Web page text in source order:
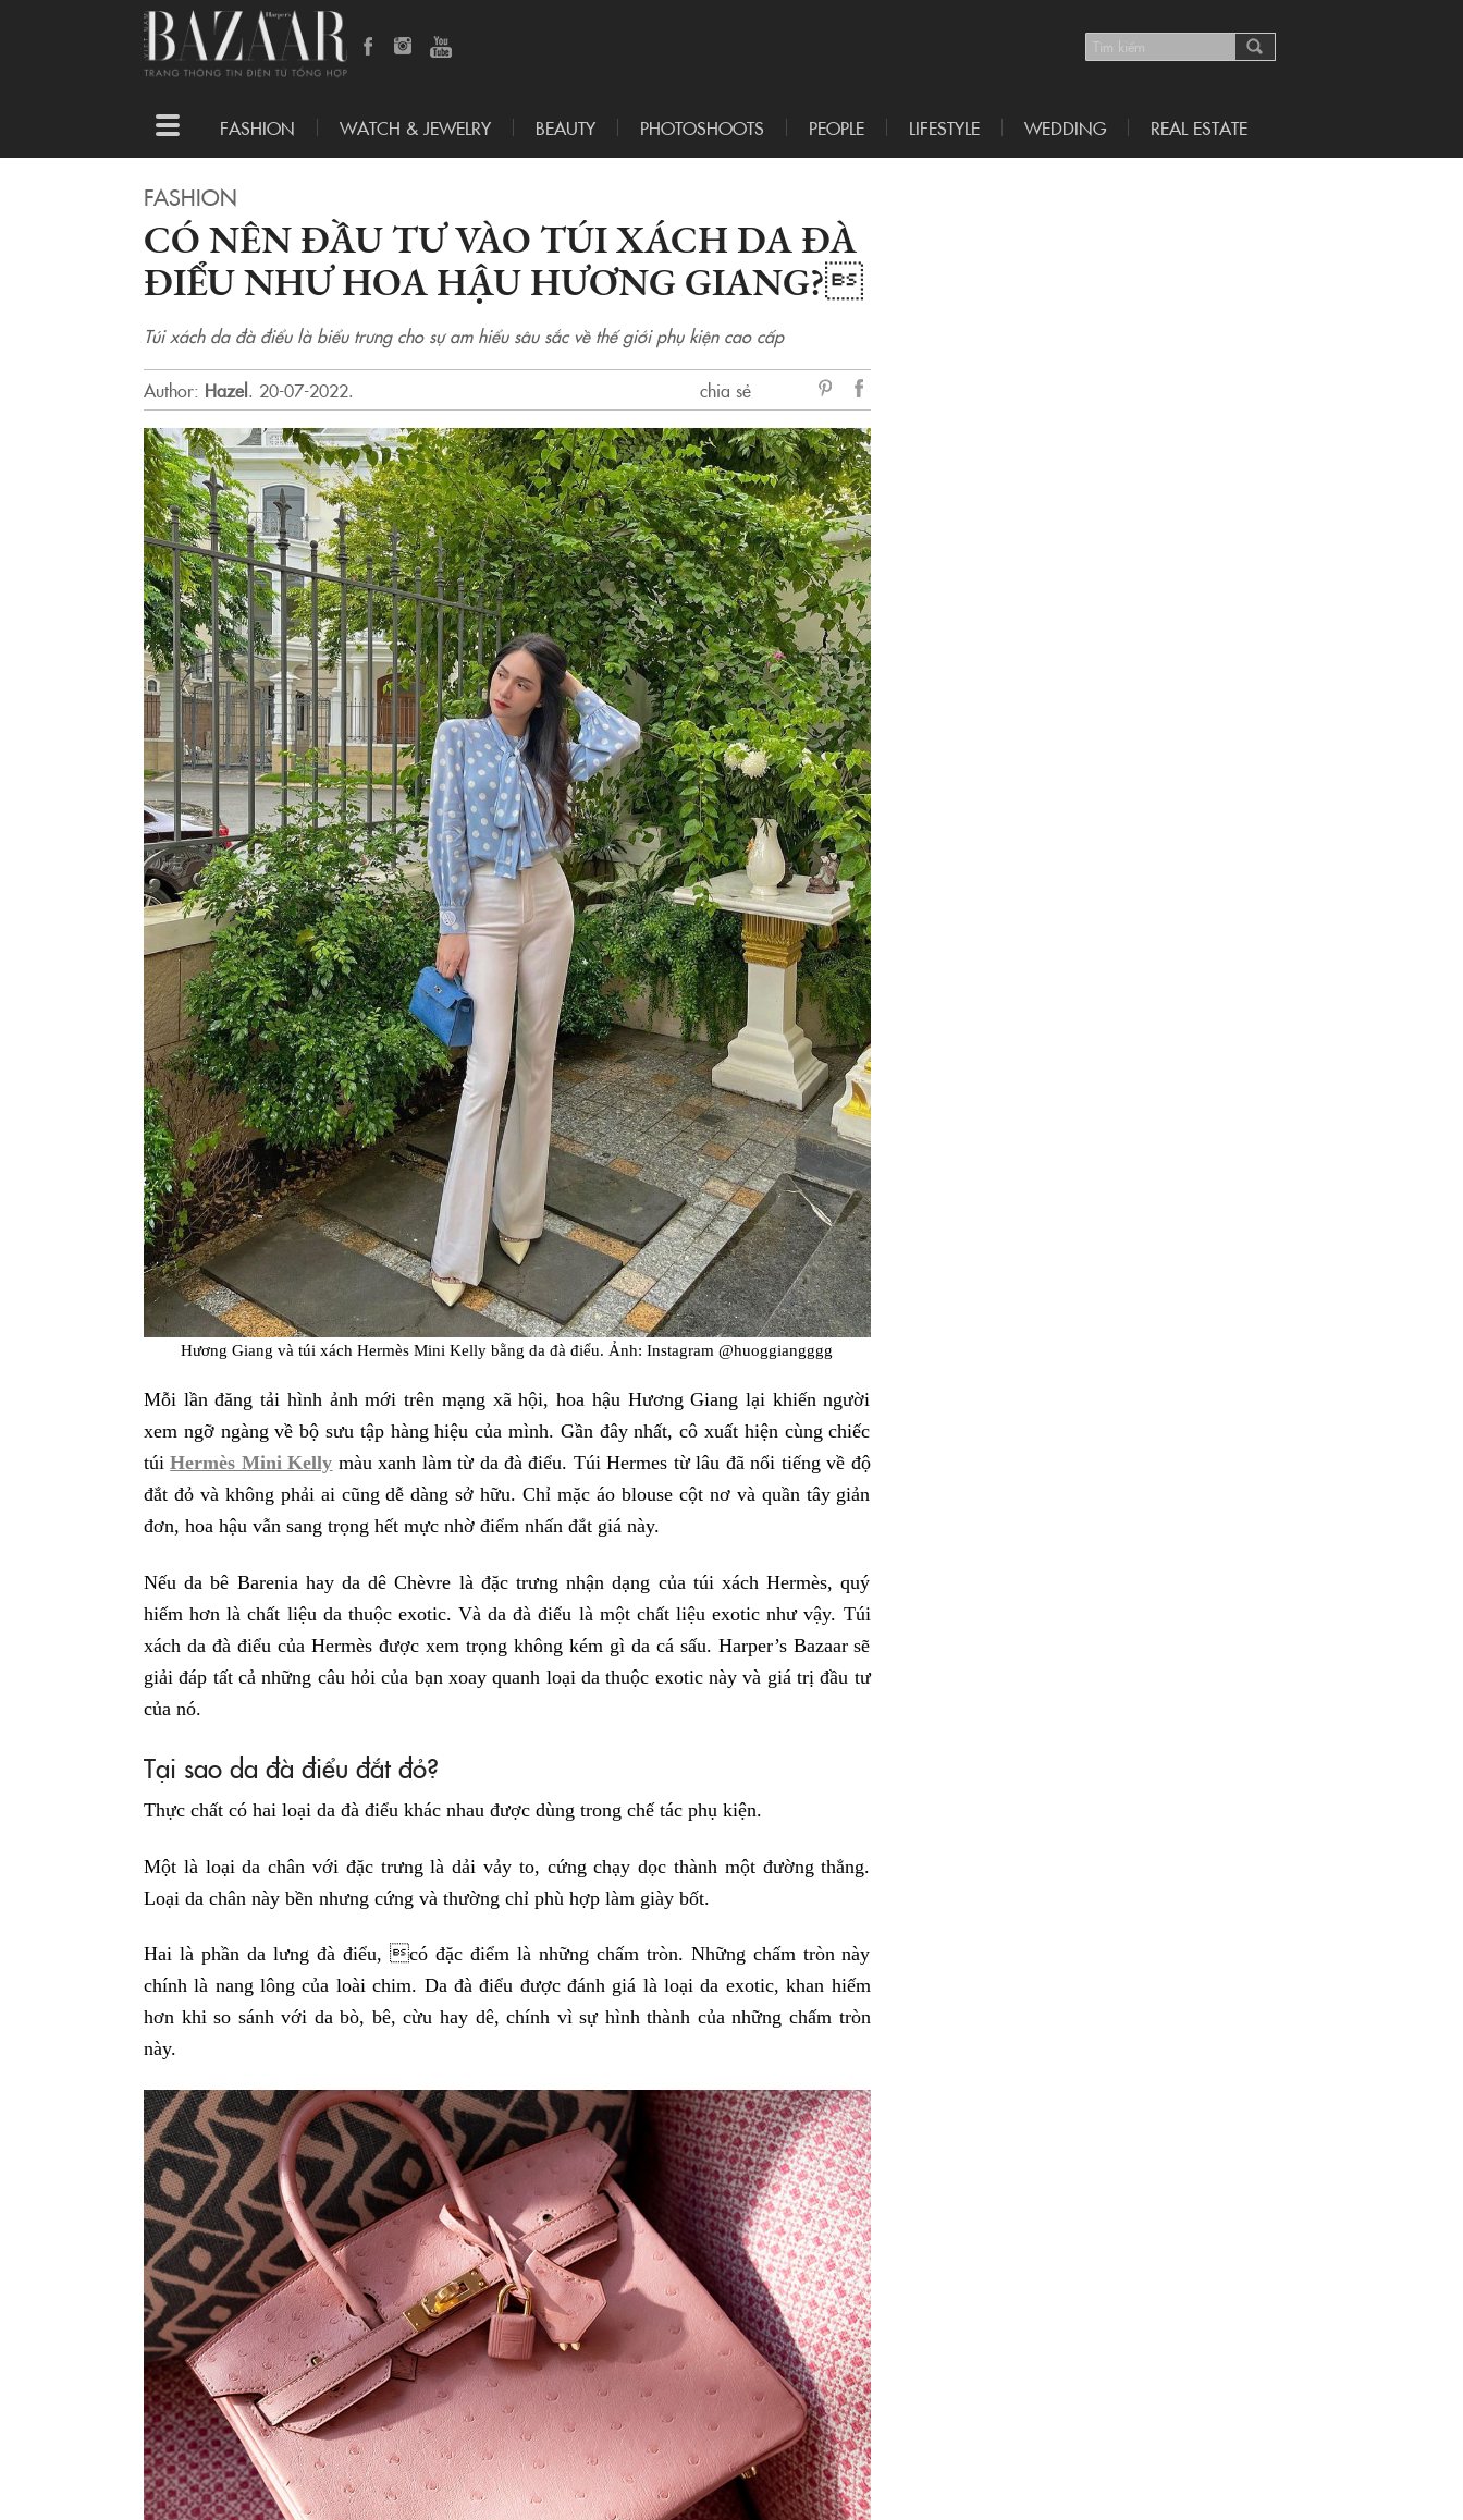
Toggle
navigation
FASHION WATCH & JEWELRY BEAUTY PHOTOSHOOTS PEOPLE LIFESTYLE WEDDING REAL ESTATE
FASHION
CÓ NÊN ĐẦU TƯ VÀO TÚI XÁCH DA ĐÀ
ĐIỂU NHƯ HOA HẬU HƯƠNG GIANG?
Túi xách da đà điểu là biểu trưng cho sự am hiểu sâu sắc về thế giới phụ kiện cao cấp
Author: Hazel. 20-07-2022.
chia sẻ
Facebook
Hương Giang và túi xách Hermès Mini Kelly bằng da đà điểu. Ảnh: Instagram @huoggiangggg
Mỗi lần đăng tải hình ảnh mới trên mạng xã hội, hoa hậu Hương Giang lại khiến người
xem ngỡ ngàng về bộ sưu tập hàng hiệu của mình. Gần đây nhất, cô xuất hiện cùng chiếc
túiHermès Mini Kelly màu xanh làm từ da đà điểu. Túi Hermes từ lâu đã nổi tiếng về độ
đắt đỏ và không phải ai cũng dễ dàng sở hữu. Chỉ mặc áo blouse cột nơ và quần tây giản
đơn, hoa hậu vẫn sang trọng hết mực nhờ điểm nhấn đắt giá này.
Nếu da bê Barenia hay da dê Chèvre là đặc trưng nhận dạng của túi xách Hermès, quý
hiếm hơn là chất liệu da thuộc exotic. Và da đà điểu là một chất liệu exotic như vậy. Túi
xách da đà điểu của Hermès được xem trọng không kém gì da cá sấu. Harper’s Bazaar sẽ
giải đáp tất cả những câu hỏi của bạn xoay quanh loại da thuộc exotic này và giá trị đầu tư
của nó.
Tại sao da đà điểu đắt đỏ?
Thực chất có hai loại da đà điểu khác nhau được dùng trong chế tác phụ kiện.
Một là loại da chân với đặc trưng là dải vảy to, cứng chạy dọc thành một đường thẳng.
Loại da chân này bền nhưng cứng và thường chỉ phù hợp làm giày bốt.
Hai là phần da lưng đà điểu, có đặc điểm là những chấm tròn. Những chấm tròn này
chính là nang lông của loài chim. Da đà điểu được đánh giá là loại da exotic, khan hiếm
hơn khi so sánh với da bò, bê, cừu hay dê, chính vì sự hình thành của những chấm tròn
này.